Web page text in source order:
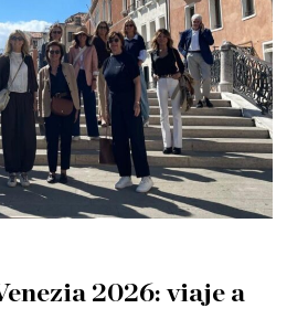
2026: viaje a